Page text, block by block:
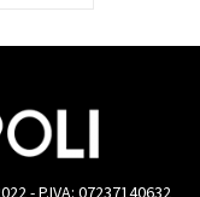
- P.IVA: 07237140632